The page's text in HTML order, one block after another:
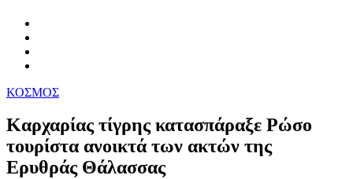
ΚΟΣΜΟΣ
Καρχαρίας τίγρης κατασπάραξε Ρώσο
τουρίστα ανοικτά των ακτών της
Ερυθράς Θάλασσας